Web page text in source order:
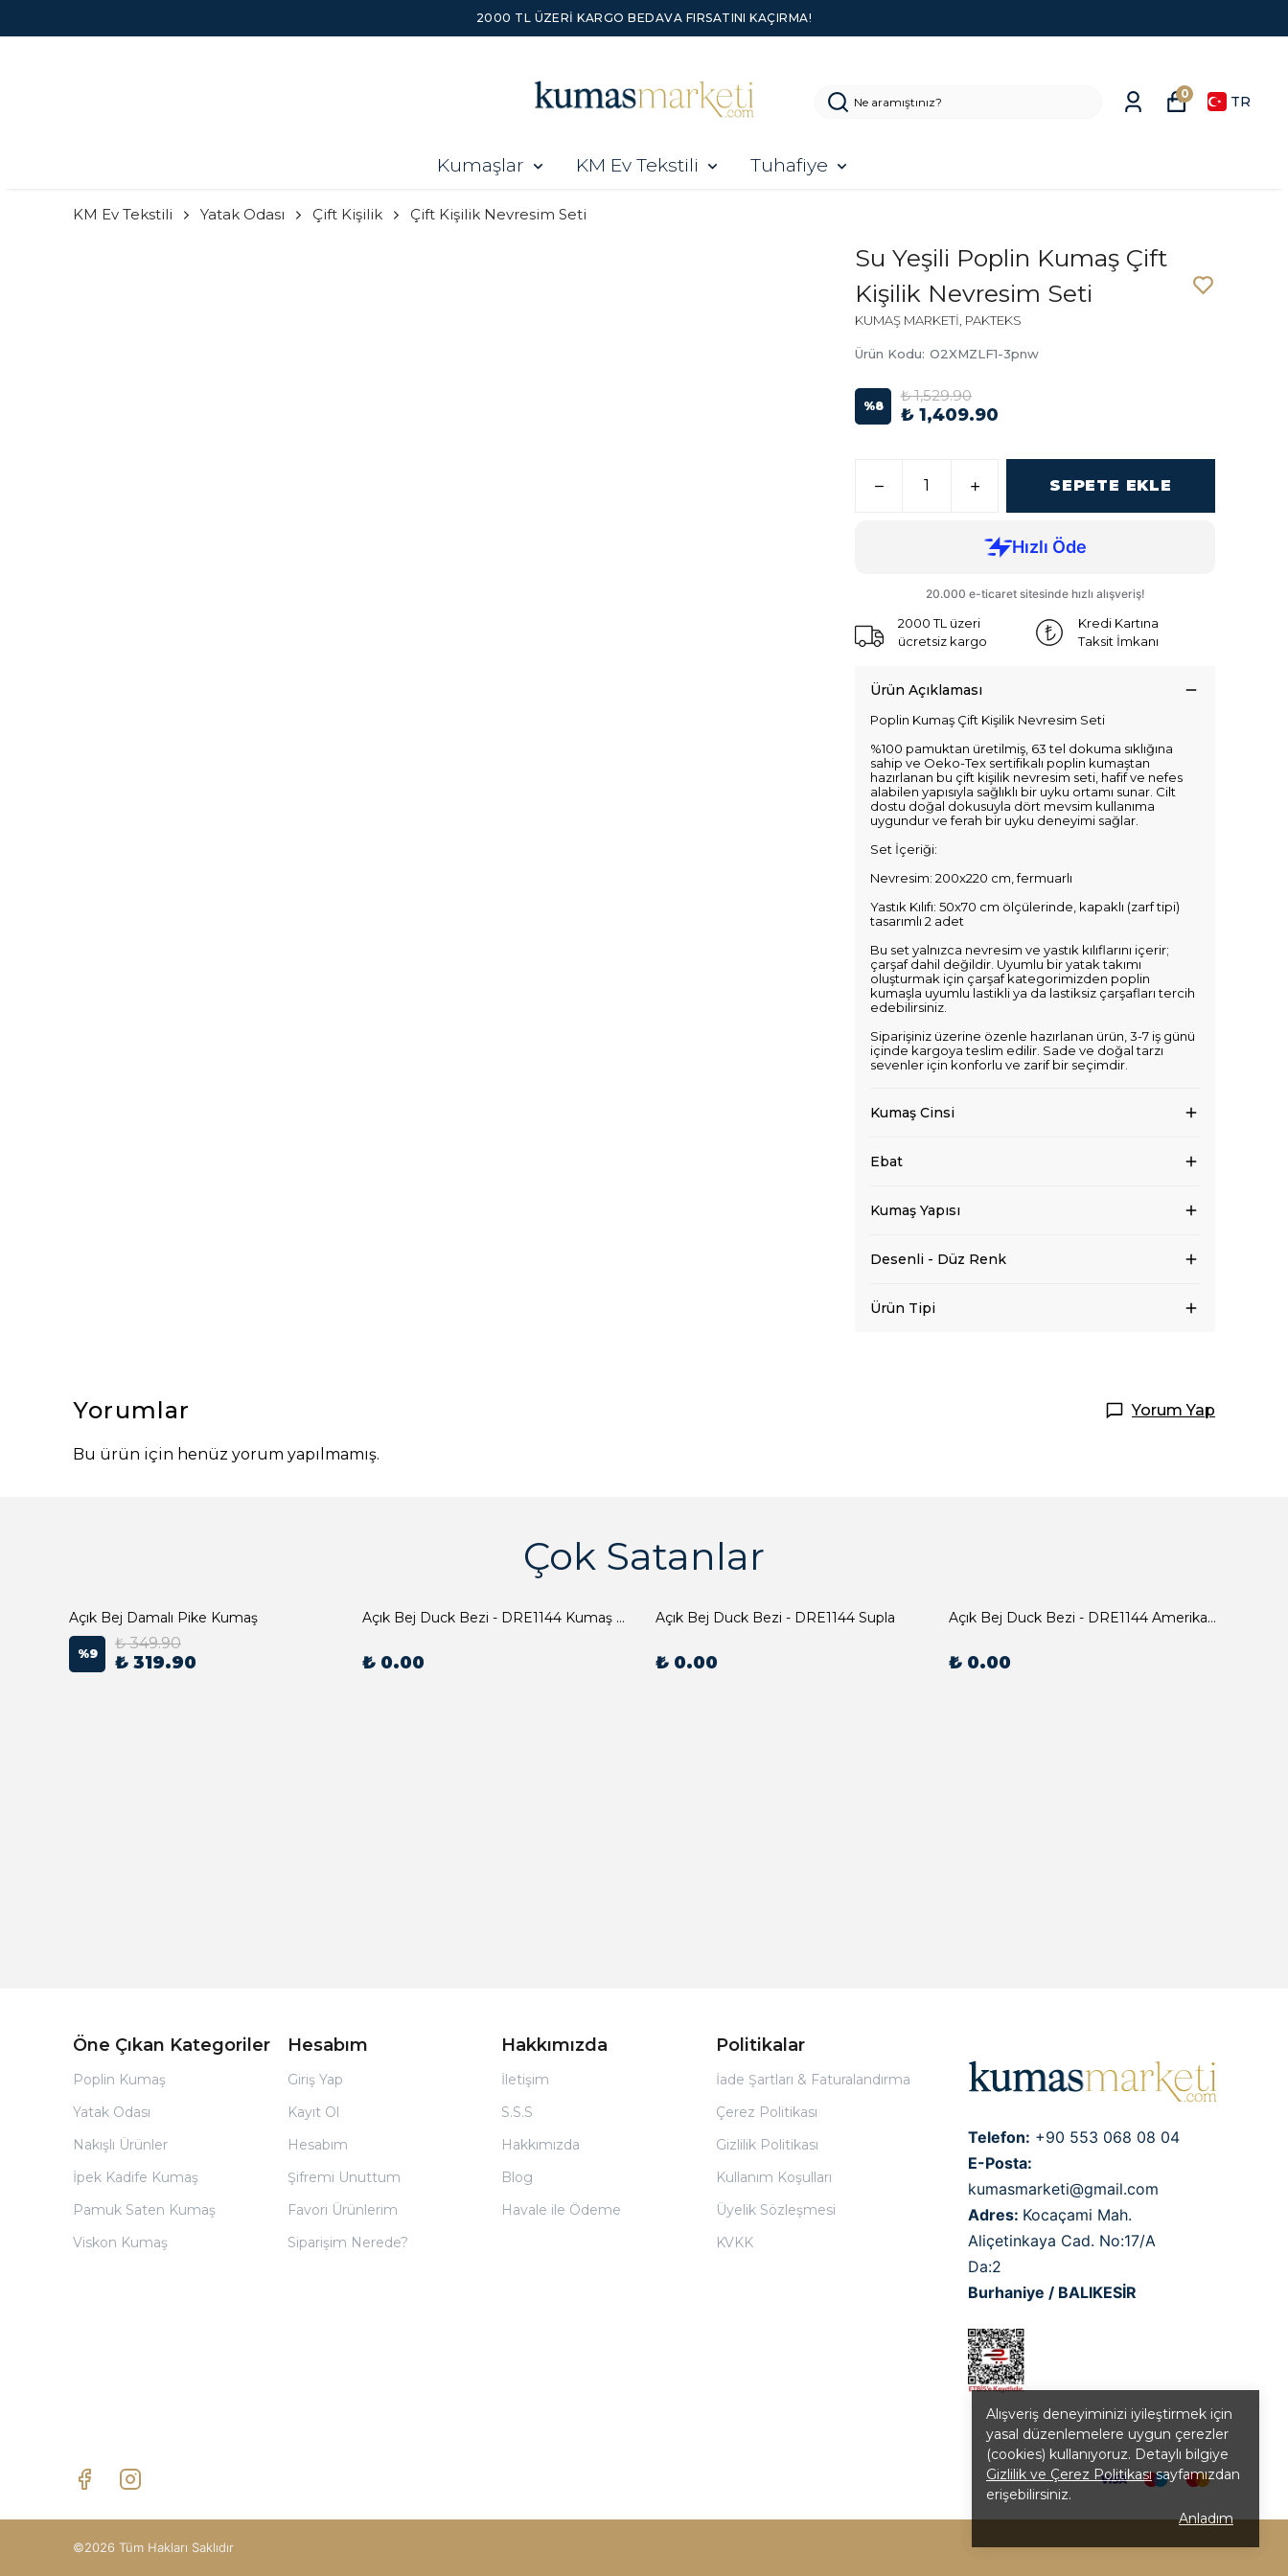
Kumaşlar KM Ev Tekstili Tuhafiye
0 TR
Alışveriş deneyiminizi iyileştirmek için
yasal düzenlemelere uygun çerezler
(cookies) kullanıyoruz. Detaylı bilgiye
Gizlilik ve Çerez Politikasısayfamızdan
erişebilirsiniz.
Anladım
KM Ev Tekstili Yatak Odası Çift Kişilik Çift Kişilik Nevresim Seti
Su Yeşili Poplin Kumaş Çift
Kişilik Nevresim Seti
KUMAŞ MARKETİ, PAKTEKS
Ürün Kodu: O2XMZLF1-3pnw
%8
₺ 1,529.90
₺ 1,409.90
SEPETE EKLE
2000 TL üzeri
ücretsiz kargo
Kredi Kartına
Taksit İmkanı
Ürün Açıklaması
Poplin Kumaş Çift Kişilik Nevresim Seti
%100 pamuktan üretilmiş, 63 tel dokuma sıklığına
sahip ve Oeko-Tex sertifikalı poplin kumaştan
hazırlanan bu çift kişilik nevresim seti, hafif ve nefes
alabilen yapısıyla sağlıklı bir uyku ortamı sunar. Cilt
dostu doğal dokusuyla dört mevsim kullanıma
uygundur ve ferah bir uyku deneyimi sağlar.
Set İçeriği:
Nevresim: 200x220 cm, fermuarlı
Yastık Kılıfı: 50x70 cm ölçülerinde, kapaklı (zarf tipi)
tasarımlı 2 adet
Bu set yalnızca nevresim ve yastık kılıflarını içerir;
çarşaf dahil değildir. Uyumlu bir yatak takımı
oluşturmak için çarşaf kategorimizden poplin
kumaşla uyumlu lastikli ya da lastiksiz çarşafları tercih
edebilirsiniz.
Siparişiniz üzerine özenle hazırlanan ürün, 3-7 iş günü
içinde kargoya teslim edilir. Sade ve doğal tarzı
sevenler için konforlu ve zarif bir seçimdir.
Kumaş Cinsi
Ebat
Kumaş Yapısı
Desenli - Düz Renk
Ürün Tipi
Yorumlar Yorum Yap
Bu ürün için henüz yorum yapılmamış.
Çok Satanlar
Açık Bej Damalı Pike Kumaş
%9
₺ 349.90
₺ 319.90
Açık Bej Duck Bezi - DRE1144 Kumaş Peçete
₺ 0.00
Açık Bej Duck Bezi - DRE1144 Supla
₺ 0.00
Açık Bej Duck Bezi - DRE1144 Amerikan Servis
₺ 0.00
Öne Çıkan Kategoriler
Poplin Kumaş
Yatak Odası
Nakışlı Ürünler
İpek Kadife Kumaş
Pamuk Saten Kumaş
Viskon Kumaş
Hesabım
Giriş Yap
Kayıt Ol
Hesabım
Şifremi Unuttum
Favori Ürünlerim
Siparişim Nerede?
Hakkımızda
İletişim
S.S.S
Hakkımızda
Blog
Havale ile Ödeme
Politikalar
İade Şartları & Faturalandırma
Çerez Politikası
Gizlilik Politikası
Kullanım Koşulları
Üyelik Sözleşmesi
KVKK
Telefon: +90 553 068 08 04
E-Posta:
kumasmarketi@gmail.com
Adres: Kocaçami Mah.
Aliçetinkaya Cad. No:17/A
Da:2
Burhaniye / BALIKESİR
©2026 Tüm Hakları Saklıdır